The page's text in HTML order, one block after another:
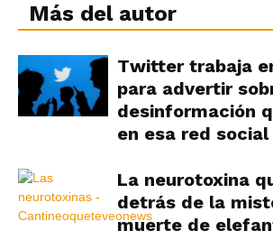
Más del autor
Twitter trabaja
para advertir
desinformación
en esa red social
La neurotoxina
detrás de la
muerte de